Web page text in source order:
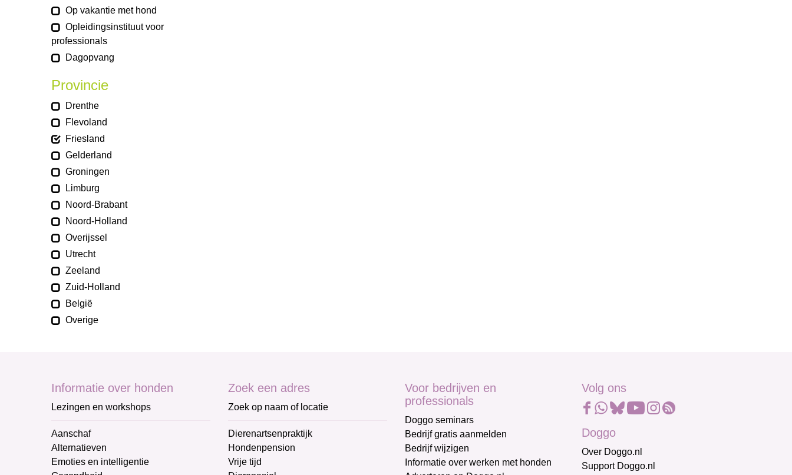
Op vakantie met hond
Opleidingsinstituut voor
professionals
Dagopvang
Provincie
Drenthe
Flevoland
Friesland
Gelderland
Groningen
Limburg
Noord-Brabant
Noord-Holland
Overijssel
Utrecht
Zeeland
Zuid-Holland
België
Overige
Informatie over honden
Lezingen en workshops
Aanschaf
Alternatieven
Emoties en intelligentie
Zoek een adres
Zoek op naam of locatie
Dierenartsenpraktijk
Hondenpension
Vrije tijd
Voor bedrijven en
professionals
Doggo seminars
Bedrijf gratis aanmelden
Bedrijf wijzigen
Informatie over werken met honden
Volg ons
Doggo
Over Doggo.nl
Support Doggo.nl